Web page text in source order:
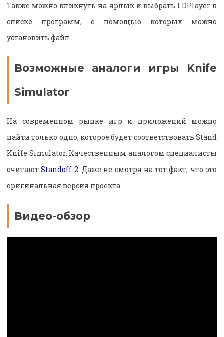
Также можно кликнуть на ярлык и выбрать LDPlayer в
списке программ, с помощью которых можно
установить файл.
Возможные аналоги игры Knife
Simulator
На современном рынке игр и приложений можно
найти только одно, которое будет соответствовать Stand
Knife Simulator. Качественным аналогом специалисты
считаютStandoff 2. Даже не смотря на тот факт, что это
оригинальная версия проекта.
Видео-обзор